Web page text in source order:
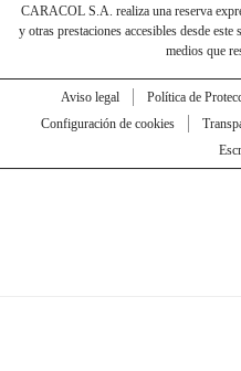
CARACOL S.A. realiza una reserva
y otras prestaciones accesibles desde
medios que
Aviso legal Política de
Configuración de cookies